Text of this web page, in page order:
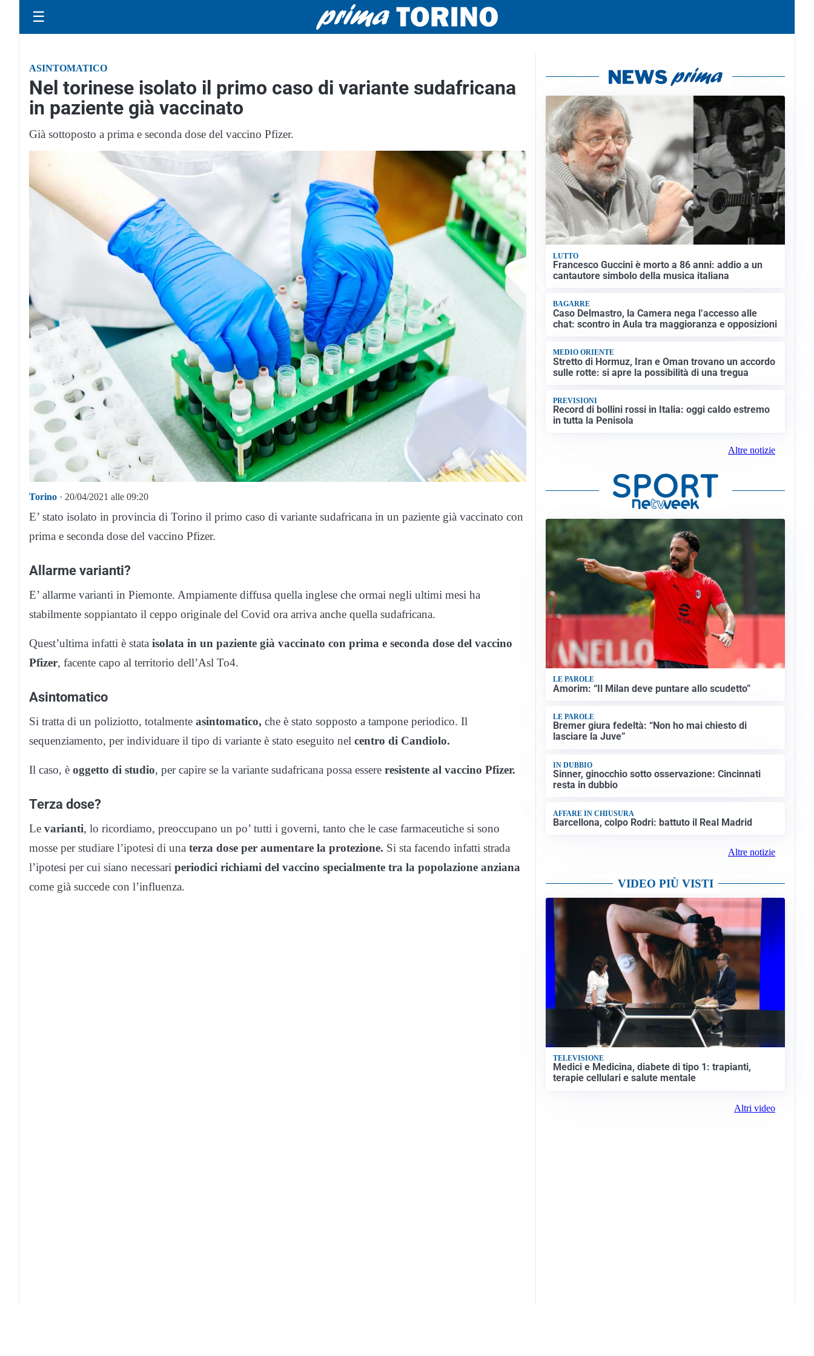
☰
ASINTOMATICO
Nel torinese isolato il primo caso di variante sudafricana
in paziente già vaccinato
Già sottoposto a prima e seconda dose del vaccino Pfizer.
Torino · 20/04/2021 alle 09:20
E’ stato isolato in provincia di Torino il primo caso di variante sudafricana in un paziente già vaccinato con
prima e seconda dose del vaccino Pfizer.
Allarme varianti?
E’ allarme varianti in Piemonte. Ampiamente diffusa quella inglese che ormai negli ultimi mesi ha
stabilmente soppiantato il ceppo originale del Covid ora arriva anche quella sudafricana.
Quest’ultima infatti è stata isolata in un paziente già vaccinato con prima e seconda dose del vaccino
Pfizer, facente capo al territorio dell’Asl To4.
Asintomatico
Si tratta di un poliziotto, totalmente asintomatico, che è stato sopposto a tampone periodico. Il
sequenziamento, per individuare il tipo di variante è stato eseguito nel centro di Candiolo.
Il caso, è oggetto di studio, per capire se la variante sudafricana possa essere resistente al vaccino Pfizer.
Terza dose?
Le varianti, lo ricordiamo, preoccupano un po’ tutti i governi, tanto che le case farmaceutiche si sono
mosse per studiare l’ipotesi di una terza dose per aumentare la protezione. Si sta facendo infatti strada
l’ipotesi per cui siano necessari periodici richiami del vaccino specialmente tra la popolazione anziana
come già succede con l’influenza.
LUTTO
Francesco Guccini è morto a 86 anni: addio a un
cantautore simbolo della musica italiana
BAGARRE
Caso Delmastro, la Camera nega l’accesso alle
chat: scontro in Aula tra maggioranza e opposizioni
MEDIO ORIENTE
Stretto di Hormuz, Iran e Oman trovano un accordo
sulle rotte: si apre la possibilità di una tregua
PREVISIONI
Record di bollini rossi in Italia: oggi caldo estremo
in tutta la Penisola
Altre notizie
LE PAROLE
Amorim: “Il Milan deve puntare allo scudetto”
LE PAROLE
Bremer giura fedeltà: “Non ho mai chiesto di
lasciare la Juve”
IN DUBBIO
Sinner, ginocchio sotto osservazione: Cincinnati
resta in dubbio
AFFARE IN CHIUSURA
Barcellona, colpo Rodri: battuto il Real Madrid
Altre notizie
VIDEO PIÙ VISTI
TELEVISIONE
Medici e Medicina, diabete di tipo 1: trapianti,
terapie cellulari e salute mentale
Altri video